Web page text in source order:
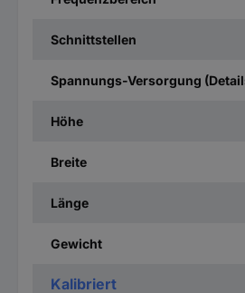
Schnittstellen
Spannungs-Versorgung
Höhe
Breite
Länge
Gewicht
Kalibriert